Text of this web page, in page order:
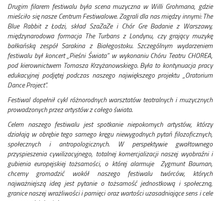
Drugim filarem festiwalu była scena muzyczna w Willi Grohmana, gdzie
mieściło się nasze Centrum Festiwalowe. Zagrali dla nas między innymi: The
Blue Rabbit z Łodzi, skład SzaZaZe i Chór Gre Badanie z Warszawy,
międzynarodowa formacja The Turbans z Londynu, czy grający muzykę
bałkańską zespół Sarakina z Białegostoku. Szczególnym wydarzeniem
festiwalu był koncert „Pieśni Świata” w wykonaniu Chóru Teatru CHOREA,
pod kierownictwem Tomasza Krzyżanowskiego. Była to kontynuacja pracy
edukacyjnej podjętej podczas naszego największego projektu „Oratorium
Dance Project”.
Festiwal dopełnił cykl różnorodnych warsztatów teatralnych i muzycznych
prowadzonych przez artystów z całego świata.
Celem naszego festiwalu jest spotkanie niepokornych artystów, którzy
działają w obrębie tego samego kręgu niewygodnych pytań filozoficznych,
społecznych i antropologicznych. W perspektywie gwałtownego
przyspieszenia cywilizacyjnego, totalnej komercjalizacji naszej wyobraźni i
gubienia europejskiej tożsamości, o której alarmuje Zygmunt Bauman,
chcemy gromadzić wokół naszego festiwalu twórców, których
najważniejszą ideą jest pytanie o tożsamość jednostkową i społeczną,
granice naszej wrażliwości i pamięci oraz wartości uzasadniające sens i cele